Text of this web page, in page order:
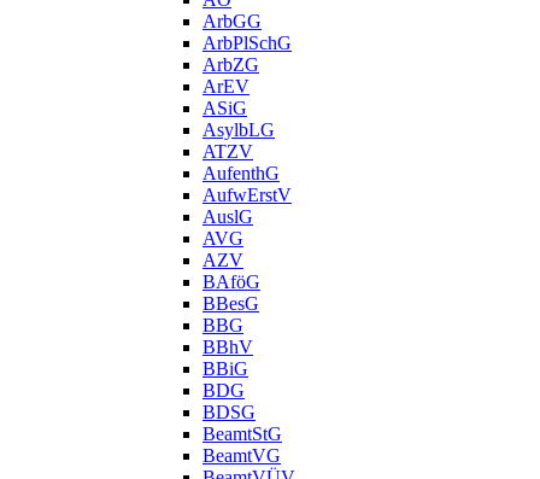
ArbGG
ArbPlSchG
ArbZG
ArEV
ASiG
AsylbLG
ATZV
AufenthG
AufwErstV
AuslG
AVG
AZV
BAföG
BBesG
BBG
BBhV
BBiG
BDG
BDSG
BeamtStG
BeamtVG